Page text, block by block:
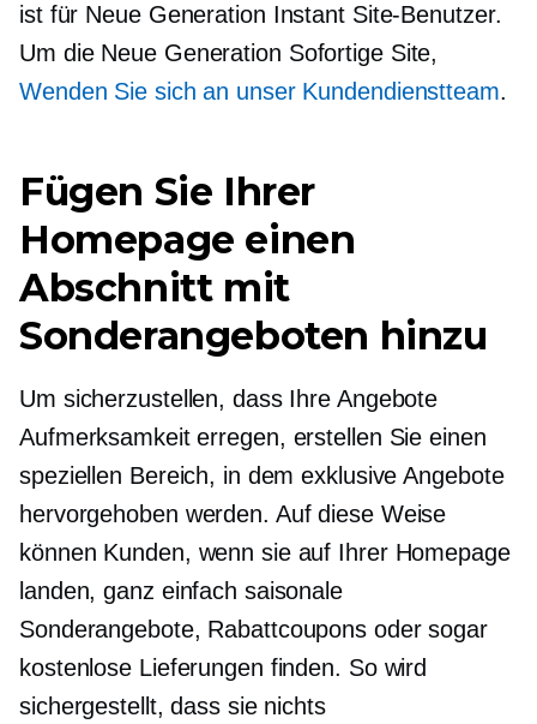
ist für Neue Generation Instant Site-Benutzer.
Um die Neue Generation Sofortige Site,
Wenden Sie sich an unser Kundendienstteam.
Fügen Sie Ihrer
Homepage einen
Abschnitt mit
Sonderangeboten hinzu
Um sicherzustellen, dass Ihre Angebote
Aufmerksamkeit erregen, erstellen Sie einen
speziellen Bereich, in dem exklusive Angebote
hervorgehoben werden. Auf diese Weise
können Kunden, wenn sie auf Ihrer Homepage
landen, ganz einfach saisonale
Sonderangebote, Rabattcoupons oder sogar
kostenlose Lieferungen finden. So wird
sichergestellt, dass sie nichts